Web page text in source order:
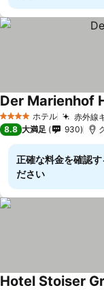
4 ホテルのランク
ホテル 赤外線
Der Marienhof
8.8 大満足 930
正確な料金を確認
ださい
Hotel Stoiser